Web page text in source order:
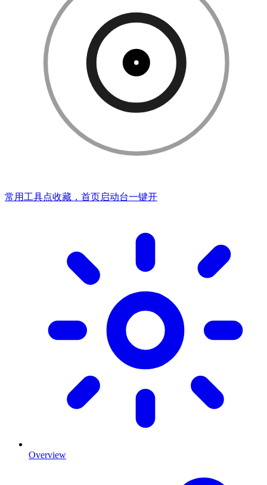
常用工具点收藏，首页启动台一键开
Overview